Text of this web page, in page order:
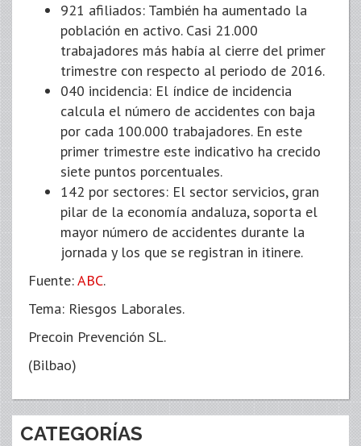
921 afiliados: También ha aumentado la
población en activo. Casi 21.000
trabajadores más había al cierre del primer
trimestre con respecto al periodo de 2016.
040 incidencia: El índice de incidencia
calcula el número de accidentes con baja
por cada 100.000 trabajadores. En este
primer trimestre este indicativo ha crecido
siete puntos porcentuales.
142 por sectores: El sector servicios, gran
pilar de la economía andaluza, soporta el
mayor número de accidentes durante la
jornada y los que se registran in itinere.
Fuente:ABC.
Tema: Riesgos Laborales.
Precoin Prevención SL.
(Bilbao)
CATEGORÍAS